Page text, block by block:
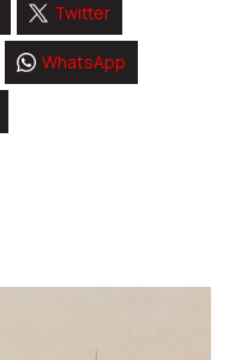
Twitter
WhatsApp